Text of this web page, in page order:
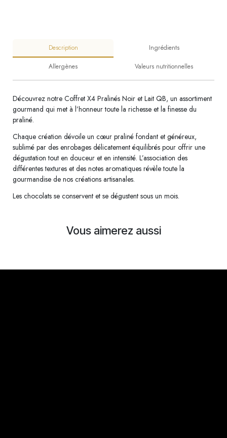
Description Ingrédients
Allergènes Valeurs nutritionnelles
Découvrez notre Coffret X4 Pralinés Noir et Lait QB, un assortiment
gourmand qui met à l’honneur toute la richesse et la finesse du
praliné.
Chaque création dévoile un cœur praliné fondant et généreux,
sublimé par des enrobages délicatement équilibrés pour offrir une
dégustation tout en douceur et en intensité. L’association des
différentes textures et des notes aromatiques révèle toute la
gourmandise de nos créations artisanales.
Les chocolats se conservent et se dégustent sous un mois.
Vous aimerez aussi